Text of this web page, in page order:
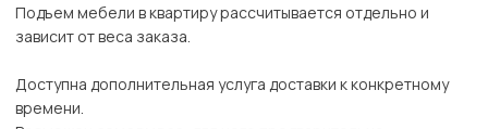
Подъем мебели в квартиру рассчитывается отдельно и
зависит от веса заказа.
Доступна дополнительная услуга доставки к конкретному
времени.